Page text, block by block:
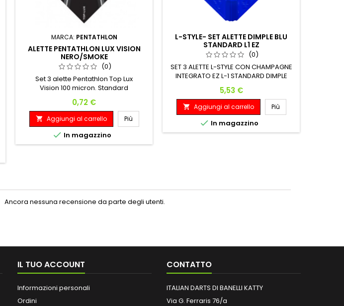
MARCA: PENTATHLON
ALETTE PENTATHLON LUX VISION
NERO/SMOKE
(0)
Set 3 alette Pentathlon Top Lux
Vision 100 micron. Standard
Prezzo
0,72 €
 Aggiungi al carrello Più
 In magazzino
L-STYLE- SET ALETTE DIMPLE BLU
STANDARD L1 EZ
(0)
SET 3 ALETTE L-STYLE CON CHAMPAGNE
INTEGRATO EZ L-1 STANDARD DIMPLE
Compatibili con tutti i modelli di astine
Prezzo
5,53 €
 Aggiungi al carrello Più
 In magazzino
Ancora nessuna recensione da parte degli utenti.
IL TUO ACCOUNT
Informazioni personali
Ordini
CONTATTO
ITALIAN DARTS DI BANELLI KATTY
Via G. Ferraris 76/a